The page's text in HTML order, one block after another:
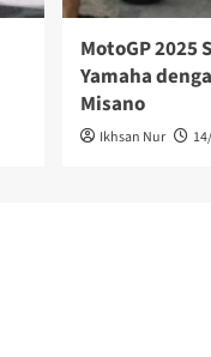
MotoGP 2025
Yamaha
Misano
Ikhsan Nur